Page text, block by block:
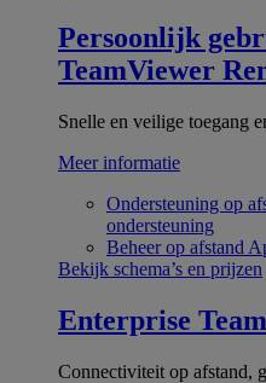
Persoonlijk
TeamViewer
Snelle en veilige toegang
Meer informatie
Ondersteuning op
ondersteuning
Beheer op afstand
Bekijk schema’s en prijzen
Enterprise
Connectiviteit op afstand,